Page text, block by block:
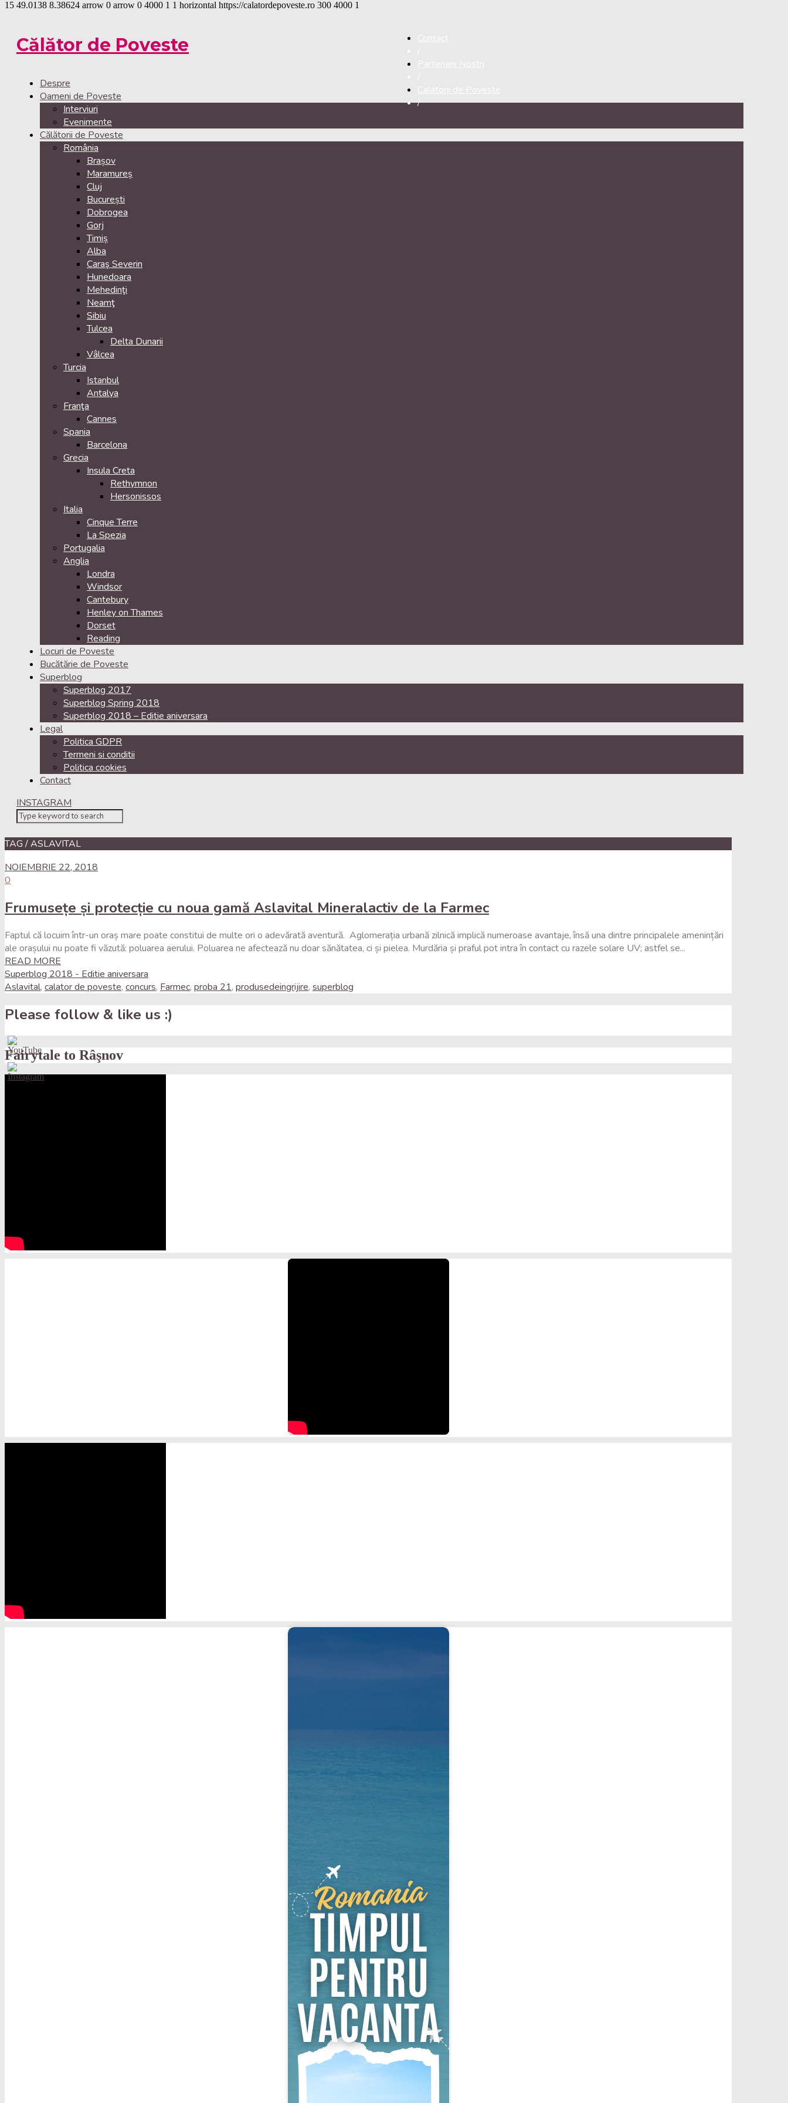
15 49.0138 8.38624 arrow 0 arrow 0 4000 1 1 horizontal https://calatordepoveste.ro 300 4000 1
/
Călător de Poveste
Despre
Oameni de Poveste
Interviuri
Evenimente
Călătorii de Poveste
România
Brașov
Maramureș
Cluj
București
Dobrogea
Gorj
Timiș
Alba
Caraş Severin
Hunedoara
Mehedinţi
Neamţ
Sibiu
Tulcea
Delta Dunarii
Vâlcea
Turcia
Istanbul
Antalya
Franţa
Cannes
Spania
Barcelona
Grecia
Insula Creta
Rethymnon
Hersonissos
Italia
Cinque Terre
La Spezia
Portugalia
Anglia
Londra
Windsor
Cantebury
Henley on Thames
Dorset
Reading
Locuri de Poveste
Bucătărie de Poveste
Superblog
Superblog 2017
Superblog Spring 2018
Superblog 2018 – Editie aniversara
Legal
Politica GDPR
Termeni si conditii
Politica cookies
Contact
INSTAGRAM
TAG / ASLAVITAL
NOIEMBRIE 22, 2018
0
Frumusețe și protecție cu noua gamă Aslavital Mineralactiv de la Farmec
Faptul că locuim într-un oraș mare poate constitui de multe ori o adevărată aventură. Aglomerația urbană zilnică implică numeroase avantaje, însă una dintre principalele amenințări
ale orașului nu poate fi văzută: poluarea aerului. Poluarea ne afectează nu doar sănătatea, ci și pielea. Murdăria și praful pot intra în contact cu razele solare UV; astfel se...
READ MORE
Superblog 2018 - Editie aniversara
Aslavital, calator de poveste, concurs, Farmec, proba 21, produsedeingrijire, superblog
Please follow & like us :)
Set
Fairytale to Râşnov